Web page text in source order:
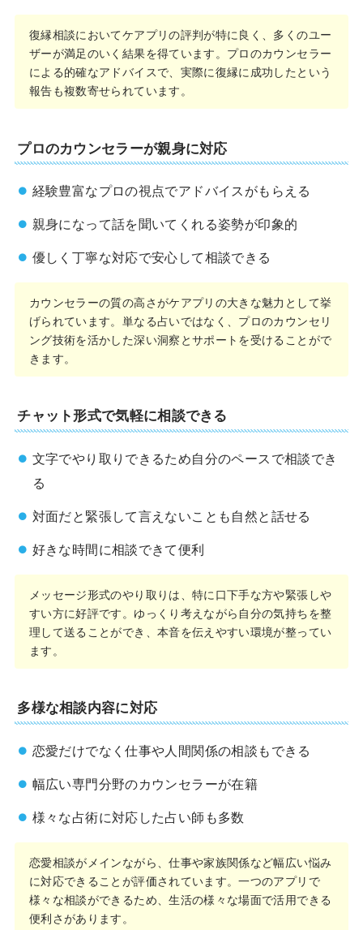
復縁相談においてケアプリの評判が特に良く、多くのユー
ザーが満足のいく結果を得ています。プロのカウンセラー
による的確なアドバイスで、実際に復縁に成功したという
報告も複数寄せられています。
プロのカウンセラーが親身に対応
経験豊富なプロの視点でアドバイスがもらえる
親身になって話を聞いてくれる姿勢が印象的
優しく丁寧な対応で安心して相談できる
カウンセラーの質の高さがケアプリの大きな魅力として挙
げられています。単なる占いではなく、プロのカウンセリ
ング技術を活かした深い洞察とサポートを受けることがで
きます。
チャット形式で気軽に相談できる
文字でやり取りできるため自分のペースで相談でき
る
対面だと緊張して言えないことも自然と話せる
好きな時間に相談できて便利
メッセージ形式のやり取りは、特に口下手な方や緊張しや
すい方に好評です。ゆっくり考えながら自分の気持ちを整
理して送ることができ、本音を伝えやすい環境が整ってい
ます。
多様な相談内容に対応
恋愛だけでなく仕事や人間関係の相談もできる
幅広い専門分野のカウンセラーが在籍
様々な占術に対応した占い師も多数
恋愛相談がメインながら、仕事や家族関係など幅広い悩み
に対応できることが評価されています。一つのアプリで
様々な相談ができるため、生活の様々な場面で活用できる
便利さがあります。